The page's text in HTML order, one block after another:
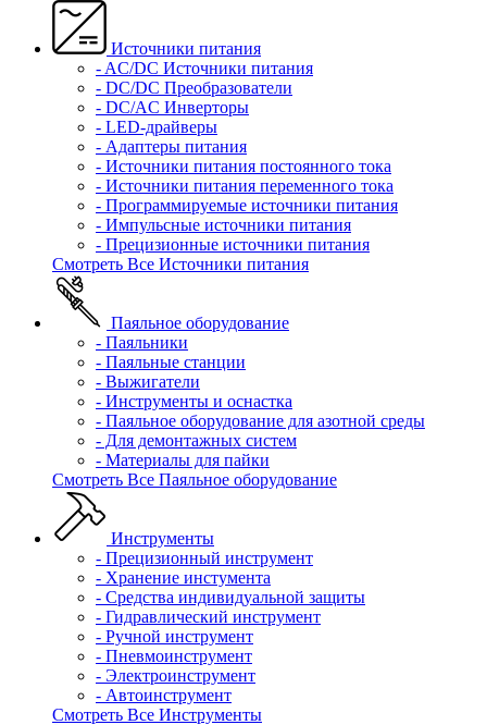
Источники питания
- AC/DC Источники питания
- DC/DC Преобразователи
- DC/AC Инверторы
- LED-драйверы
- Адаптеры питания
- Источники питания постоянного тока
- Источники питания переменного тока
- Программируемые источники питания
- Импульсные источники питания
- Прецизионные источники питания
Смотреть Все Источники питания
Паяльное оборудование
- Паяльники
- Паяльные станции
- Выжигатели
- Инструменты и оснастка
- Паяльное оборудование для азотной среды
- Для демонтажных систем
- Материалы для пайки
Смотреть Все Паяльное оборудование
Инструменты
- Прецизионный инструмент
- Хранение инстумента
- Средства индивидуальной защиты
- Гидравлический инструмент
- Ручной инструмент
- Пневмоинструмент
- Электроинструмент
- Автоинструмент
Смотреть Все Инструменты